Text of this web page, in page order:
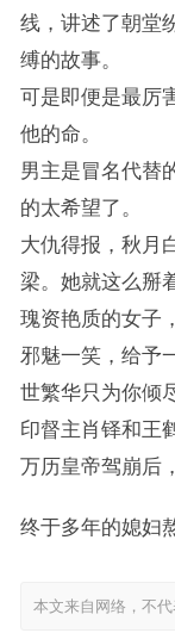
线，讲述了朝堂
缚的故事。
可是即便是最厉
他的命。
男主是冒名代替
的太希望了。
大仇得报，秋月
梁。她就这么掰
瑰资艳质的女子
邪魅一笑，给予
世繁华只为你倾
印督主肖铎和王
万历皇帝驾崩后
终于多年的媳妇
本文来自网络，不代